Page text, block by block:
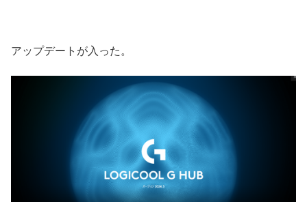
アップデートが入った。